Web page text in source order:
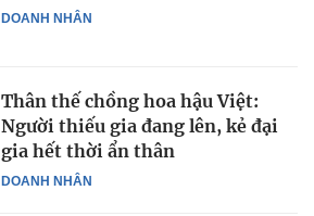
DOANH NHÂN
DOANH NHÂN
Thân thế chồng hoa hậu Việt:
Người thiếu gia đang lên, kẻ đại
gia hết thời ẩn thân